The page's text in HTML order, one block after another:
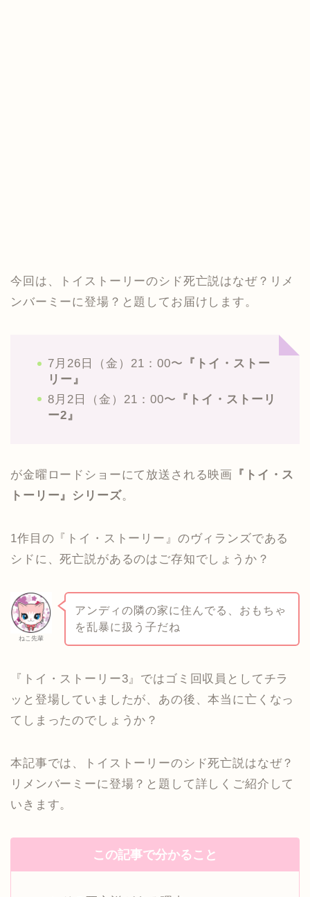
今回は、トイストーリーのシド死亡説はなぜ？リメ
ンバーミーに登場？と題してお届けします。
7月26日（金）21：00〜
『トイ・ストー
リー』
8月2日（金）21：00〜
『トイ・ストーリ
ー2』
が金曜ロードショーにて放送される映画 『トイ・ス
トーリー』シリーズ。
1作目の『トイ・ストーリー』のヴィランズである
シドに、死亡説があるのはご存知でしょうか？
ねこ先輩
アンディの隣の家に住んでる、おもちゃ
を乱暴に扱う子だね
『トイ・ストーリー3』ではゴミ回収員としてチラ
ッと登場していましたが、あの後、本当に亡くなっ
てしまったのでしょうか？
本記事では、トイストーリーのシド死亡説はなぜ？
リメンバーミーに登場？と題して詳しくご紹介して
いきます。
この記事で分かること